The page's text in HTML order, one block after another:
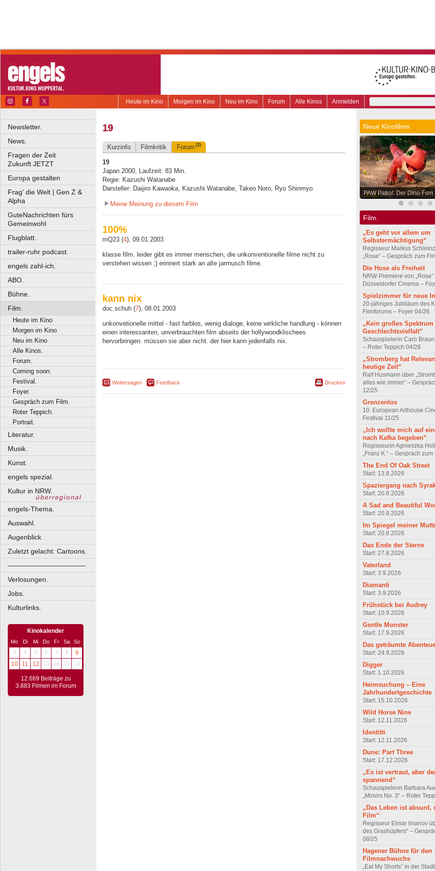
Anmelden
Alle Kinos
Forum
Neu im Kino
Morgen im Kino
Heute im Kino
Newsletter.
News.
Fragen der Zeit
Zukunft JETZT
Europa gestalten
Frag' die Welt | Gen Z &
Alpha
GuteNachrichten fürs
Gemeinwohl
Flugblatt.
trailer-ruhr podcast.
engels zahl-ich.
ABO.
Bühne.
Film.
Heute im Kino
Morgen im Kino
Neu im Kino
Alle Kinos.
Forum.
Coming soon.
Festival.
Foyer.
Gespräch zum Film.
Roter Teppich.
Portrait.
Literatur.
Musik.
Kunst.
engels spezial.
Kultur in NRW.
engels-Thema.
Auswahl.
Augenblick
Zuletzt gelacht: Cartoons.
––––––––––––––––––––
Verlosungen.
Jobs.
Kulturlinks.
Kinokalender
Mo Di Mi Do Fr Sa
So
3
4 5 6 7 8
9
10
11 12 13 14 15 16
12.669 Beiträge zu
3.883 Filmen im Forum
19
Kurzinfo Filmkritik Forum (2)
19
Japan 2000, Laufzeit: 83 Min.
Regie: Kazushi Watanabe
Darsteller: Daijiro Kawaoka, Kazushi Watanabe, Takeo Noro, Ryo Shinmyo
Meine Meinung zu diesem Film
100%
mQ23 (4), 09.01.2003
klasse film. leider gibt es immer menschen, die unkonventionelle filme nicht zu
verstehen wissen ;) erinnert stark an alte jarmusch filme.
kann nix
doc.schuh (7), 08.01.2003
unkonvetionelle mittel - fast farblos, wenig dialoge, keine wirkliche handlung - können
einen interessanten, unverbrauchten film abseits der hollywoodklischees
hervorbringen. müssen sie aber nicht. der hier kann jedenfalls nix.
Weitersagen Feedback Drucken
Neue Kinofilme
PAW Patrol: Der Dino-Film
Film.
„Es geht vor allem um
Selbstermächtigung“
Regisseur Markus
„Rose“ – Gespräch zum
Die Hose als Freiheit
NRW-Premiere von „Rose“
Düsseldorfer Cinema –
Spielzimmer für neue
20-jähriges Jubiläum des
Filmforums – Foyer 04/26
„Kein großes Spektrum
Geschlechtsvielfalt“
Schauspielerin Caro Braun
– Roter Teppich 04/26
„Stromberg hat
heutige Zeit“
Ralf Husmann über
alles wie immer“ –
12/25
Grenzenlos
10. European Arthouse
Festival 11/25
„Ich wollte mich auf
nach Kafka begeben“
Regisseurin Agnieszka
„Franz K.“ – Gespräch
The End Of Oak Street
Start: 13.8.2026
Spaziergang nach
Start: 20.8.2026
A Sad and Beautiful
Start: 20.8.2026
Im Spiegel meiner
Start: 20.8.2026
Das Ende der Sterne
Start: 27.8.2026
Vaterland
Start: 3.9.2026
Diamanti
Start: 3.9.2026
Frühstück bei Audrey
Start: 10.9.2026
Gentle Monster
Start: 17.9.2026
Das geträumte
Start: 24.9.2026
Digger
Start: 1.10.2026
Heimsuchung – Eine
Jahrhundertgeschichte
Start: 15.10.2026
Wild Horse Nine
Start: 12.11.2026
Identitti
Start: 12.11.2026
Dune: Part Three
Start: 17.12.2026
„Es ist vertraut, aber
spannend“
Schauspielerin Barbara
„Miroirs No. 3“ – Roter
„Das Leben ist absurd,
Film“
Regisseur Elmar Imanov
des Grashüpfers“ –
08/25
Hagener Bühne für den
Filmnachwuchs
„Eat My Shorts“ in der